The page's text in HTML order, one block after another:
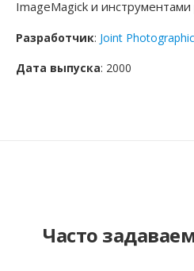
ImageMagick и инструментами
Разработчик: Joint
Дата выпуска: 2000
Часто